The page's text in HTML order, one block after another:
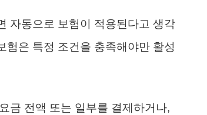
자동으로 보험이 적용된다고 생각
험은 특정 조건을 충족해야만 활성
금 전액 또는 일부를 결제하거나,